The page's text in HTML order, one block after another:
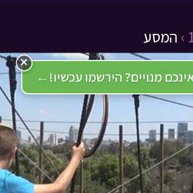
המסע
מנויים? הירשמו עכשיו! ←
×